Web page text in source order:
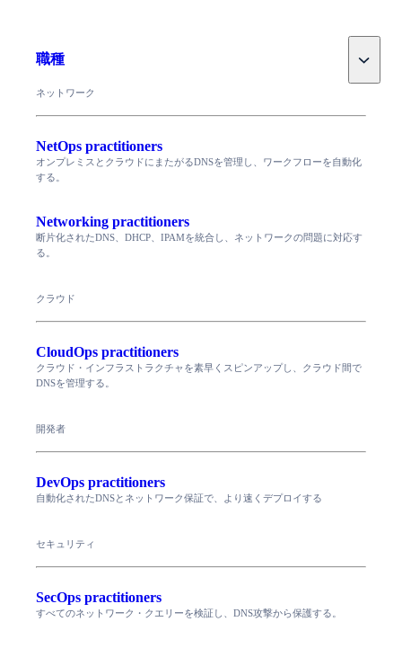
職種
ネットワーク
NetOps practitioners
オンプレミスとクラウドにまたがるDNSを管理し、ワークフローを自動化
する。
Networking practitioners
断片化されたDNS、DHCP、IPAMを統合し、ネットワークの問題に対応す
る。
クラウド
CloudOps practitioners
クラウド・インフラストラクチャを素早くスピンアップし、クラウド間で
DNSを管理する。
開発者
DevOps practitioners
自動化されたDNSとネットワーク保証で、より速くデプロイする
セキュリティ
SecOps practitioners
すべてのネットワーク・クエリーを検証し、DNS攻撃から保護する。